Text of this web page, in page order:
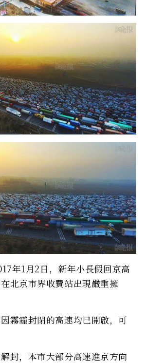
年1月2日，新年小長假回京高
北京市界收費站出現嚴重擁
霧霾封閉的高速均已開啟，可
封，本市大部分高速進京方向